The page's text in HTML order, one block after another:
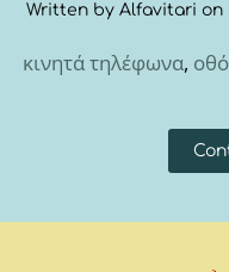
Written by Alfavitari on
κινητά τηλέφωνα,